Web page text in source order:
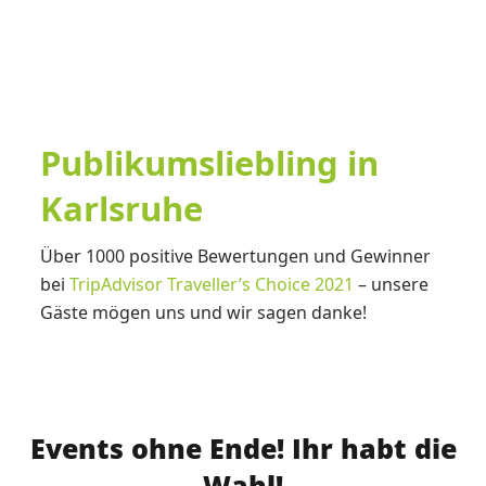
Publikumsliebling in
Karlsruhe
Über 1000 positive Bewertungen und Gewinner
beiTripAdvisor Traveller’s Choice 2021 – unsere
Gäste mögen uns und wir sagen danke!
Events ohne Ende! Ihr habt die